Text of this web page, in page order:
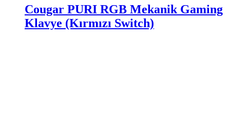
Cougar PURI RGB Mekanik Gaming
Klavye (Kırmızı Switch)